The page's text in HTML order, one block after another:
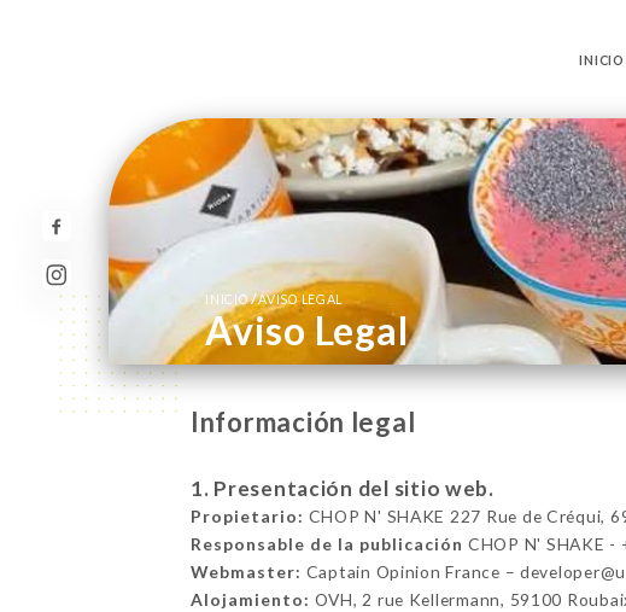
INICIO
INICIO/AVISO LEGAL
Aviso Legal
Información legal
1. Presentación del sitio web.
Propietario: CHOP N' SHAKE 227 Rue de Créqui,
Responsable de la publicación CHOP N' SHAKE
Webmaster: Captain Opinion France –
Alojamiento: OVH, 2 rue Kellermann, 59100